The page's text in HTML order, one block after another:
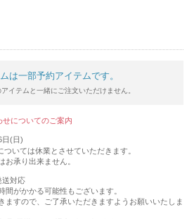
は一部予約アイテムです。
イテムと一緒にご注文いただけません。
せについてのご案内
日(日)
いては休業とさせていただきます。
承り出来ません。
送対応
がかかる可能性もございます。
ますので、ご了承いただきますようお願いいたしま